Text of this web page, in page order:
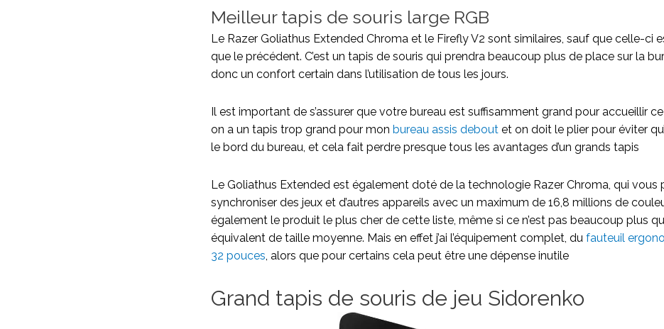
Meilleur tapis de souris large RGB
Le Razer Goliathus Extended Chroma et le Firefly V2 sont similaires, sauf que celle-ci
que le précédent. C’est un tapis de souris qui prendra beaucoup plus de place sur la
donc un confort certain dans l’utilisation de tous les jours.
Il est important de s’assurer que votre bureau est suffisamment grand pour accueillir
on a un tapis trop grand pour mon bureau assis debout et on doit le plier pour éviter
le bord du bureau, et cela fait perdre presque tous les avantages d’un grands tapis
Le Goliathus Extended est également doté de la technologie Razer Chroma, qui vous
synchroniser des jeux et d’autres appareils avec un maximum de 16,8 millions de
également le produit le plus cher de cette liste, même si ce n’est pas beaucoup plus
équivalent de taille moyenne. Mais en effet j’ai l’équipement complet, du fauteuil
32 pouces, alors que pour certains cela peut être une dépense inutile
Grand tapis de souris de jeu Sidorenko